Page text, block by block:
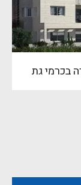
בכרמי גת